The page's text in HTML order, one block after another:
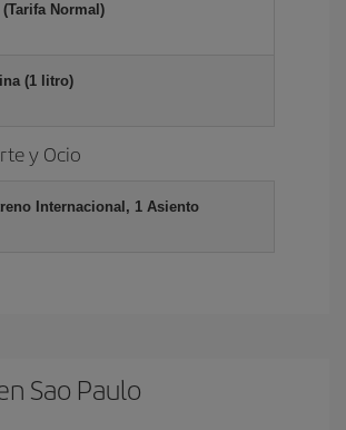
Normal)
(1 litro)
y Ocio
Internacional, 1 Asiento
Sao Paulo